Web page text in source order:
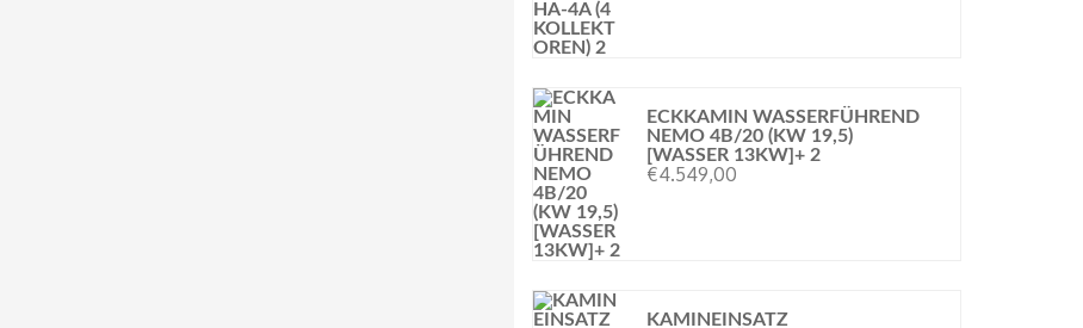
ECKKAMIN WASSERFÜHREND
NEMO 4B/20 (KW 19,5)
[WASSER 13KW]+ 2
€4.549,00
KAMINEINSATZ